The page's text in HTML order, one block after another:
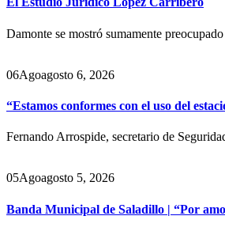
Damonte se mostró sumamente
06Agoagosto 6, 2026
“Estamos conformes con el uso del
Fernando Arrospide, secretario de
05Agoagosto 5, 2026
Banda Municipal de Saladillo | “Por